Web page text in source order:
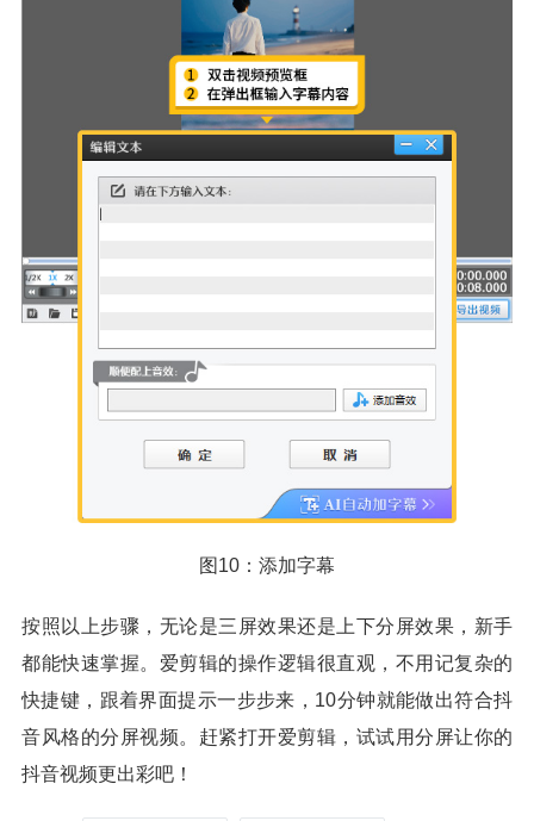
图10：添加字幕
按照以上步骤，无论是三屏效果还是上下分屏效果，新手
都能快速掌握。爱剪辑的操作逻辑很直观，不用记复杂的
快捷键，跟着界面提示一步步来，10分钟就能做出符合抖
音风格的分屏视频。赶紧打开爱剪辑，试试用分屏让你的
抖音视频更出彩吧！